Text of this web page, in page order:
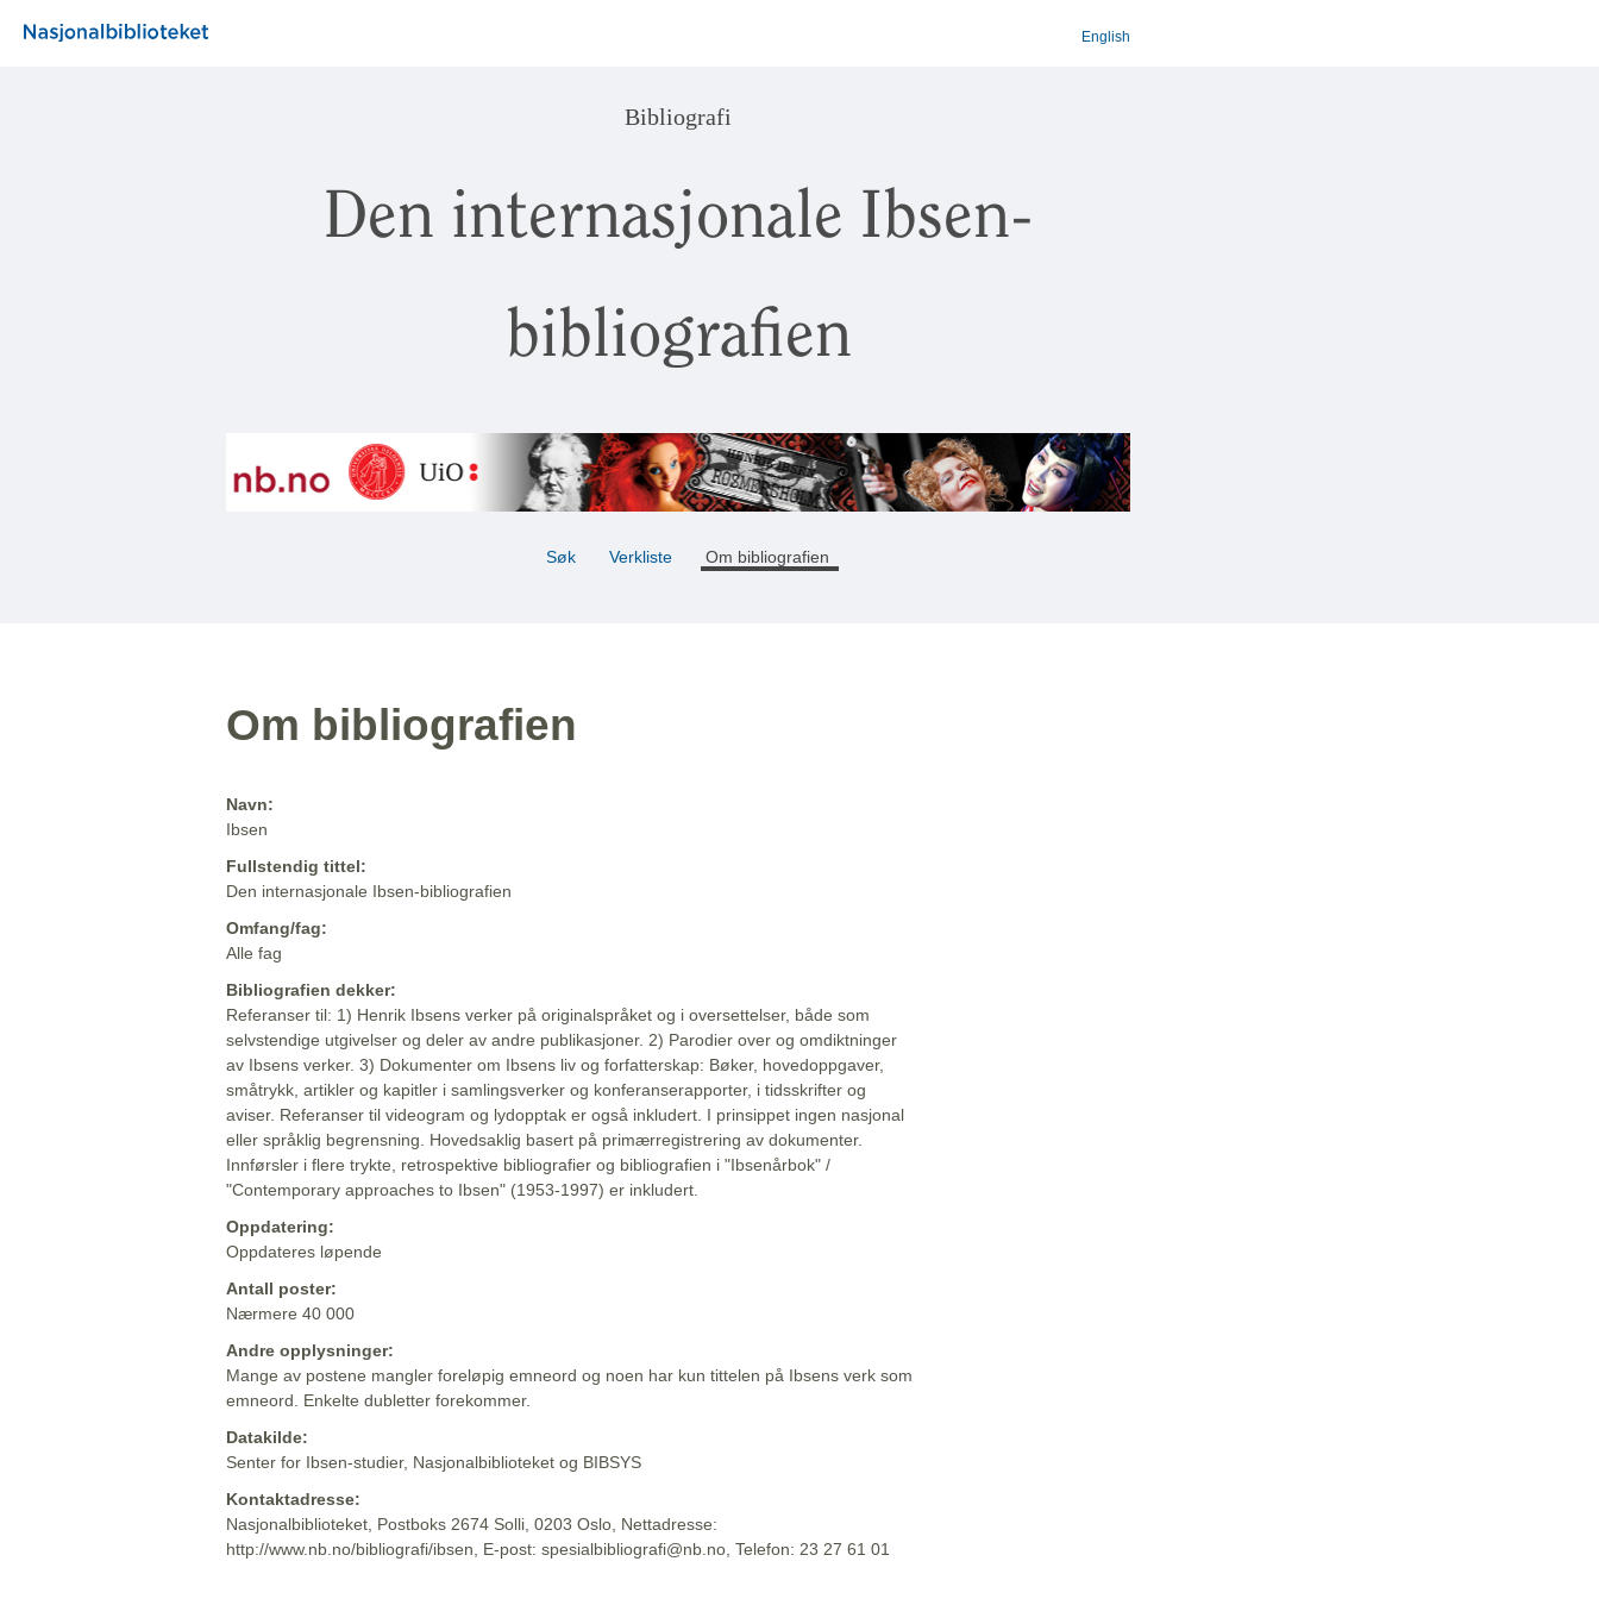
English
Bibliografi
Den internasjonale Ibsen-
bibliografien
Søk Verkliste Om bibliografien
Om bibliografien
Navn:
Ibsen
Fullstendig tittel:
Den internasjonale Ibsen-bibliografien
Omfang/fag:
Alle fag
Bibliografien dekker:
Referanser til: 1) Henrik Ibsens verker på originalspråket og i oversettelser, både som
selvstendige utgivelser og deler av andre publikasjoner. 2) Parodier over og omdiktninger
av Ibsens verker. 3) Dokumenter om Ibsens liv og forfatterskap: Bøker, hovedoppgaver,
småtrykk, artikler og kapitler i samlingsverker og konferanserapporter, i tidsskrifter og
aviser. Referanser til videogram og lydopptak er også inkludert. I prinsippet ingen nasjonal
eller språklig begrensning. Hovedsaklig basert på primærregistrering av dokumenter.
Innførsler i flere trykte, retrospektive bibliografier og bibliografien i "Ibsenårbok" /
"Contemporary approaches to Ibsen" (1953-1997) er inkludert.
Oppdatering:
Oppdateres løpende
Antall poster:
Nærmere 40 000
Andre opplysninger:
Mange av postene mangler foreløpig emneord og noen har kun tittelen på Ibsens verk som
emneord. Enkelte dubletter forekommer.
Datakilde:
Senter for Ibsen-studier, Nasjonalbiblioteket og BIBSYS
Kontaktadresse:
Nasjonalbiblioteket, Postboks 2674 Solli, 0203 Oslo, Nettadresse:
http://www.nb.no/bibliografi/ibsen, E-post: spesialbibliografi@nb.no, Telefon: 23 27 61 01